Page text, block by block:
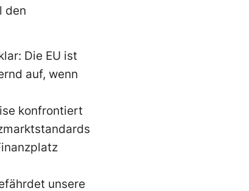
den
Die EU ist
auf, wenn
konfrontiert
unsere